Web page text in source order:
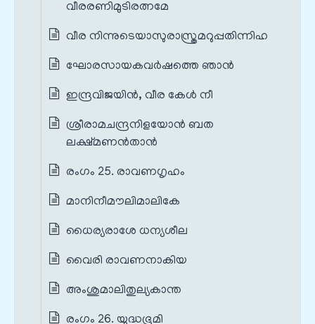
വീരരണിമുടിരത്നമേ
വീര നിന്നുടെയാസുരാസ്ത്രമറുപ്പതിന്നിഹ
ഘോരസായകവർഷത്തെ ഞാൻ
ഇന്ദ്രവിജയിൻ, വീര കേൾ നീ
ശ്രീരാമചന്ദ്രനിളയോൻ ബത
ലക്ഷ്മണൻതാൻ
രംഗം 25. രാവണഗൃഹം
മാനിനീമൗലിമാലികേ
ധൈര്യരാശേ ധന്യശീല
വൈരി രാവണനാകിയ
അംശുമാലിതുല്യകാന്ത
രംഗം 26. യുദ്ധഭൂമി